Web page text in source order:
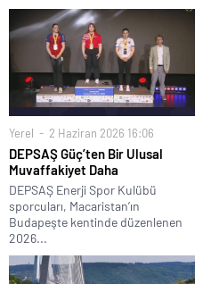
Yerel 2 Haziran 2026 16:06
DEPSAŞ Güç’ten Bir Ulusal
Muvaffakiyet Daha
DEPSAŞ Enerji Spor Kulübü
sporcuları, Macaristan’ın
Budapeşte kentinde düzenlenen
2026...